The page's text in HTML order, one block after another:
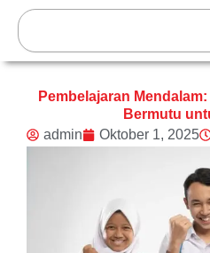
Lewati
konten
Search
Pembelajaran
Bermutu
admin
Oktober 1, 2025